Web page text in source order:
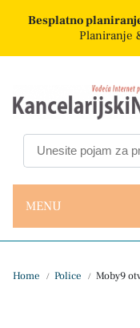
Besplatno
Planiranje
MENU
Home / Police / Moby9